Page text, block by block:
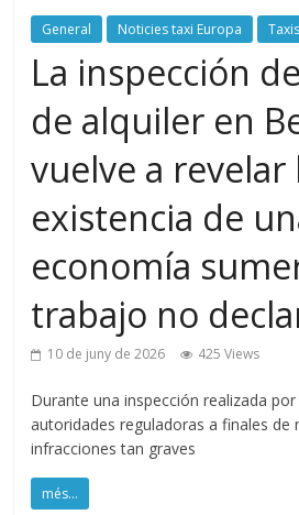
General Noticies taxi Europa
La inspección
de alquiler en
vuelve a revelar
existencia de
economía
trabajo no
10 de juny de 2026 425 Views
Durante una inspección realizada
autoridades reguladoras a finales de
infracciones tan graves
més...